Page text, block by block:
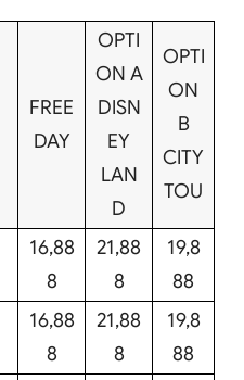
FREE
DAY
OPTI
ON A
DISN
EY
LAN
D
OPTI
ON
B
CITY
TOU
16,88
8
21,88
8
19,8
88
16,88
8
21,88
8
19,8
88